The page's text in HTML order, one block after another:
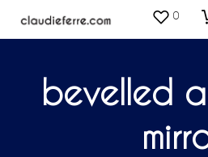
0
bevelled